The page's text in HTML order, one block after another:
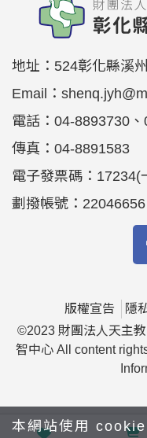
地址： 524彰化縣溪
Email：
電話： 04-8893730
傳真： 04-8891583
電子發票碼：17234(
劃撥帳號：22046656
版權宣告 隱
©2023 財團法人天主
智中心 All content
本網站使用